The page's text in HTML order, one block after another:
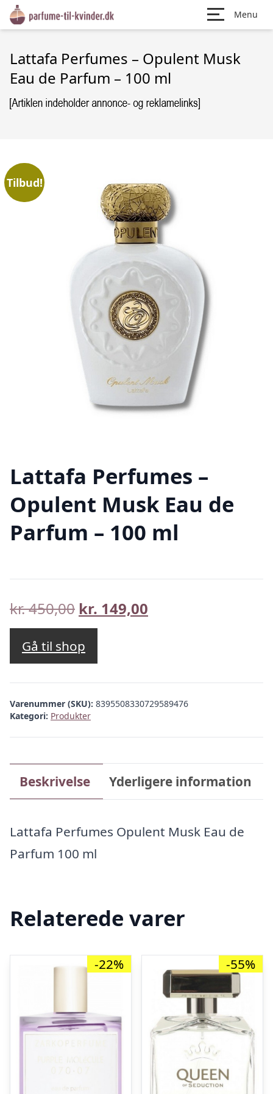
Menu
Lattafa Perfumes – Opulent Musk
Eau de Parfum – 100 ml
Tilbud!
Lattafa Perfumes –
Opulent Musk Eau de
Parfum – 100 ml
kr.450,00 Den
oprindelige
pris
var:
kr. 450,00.
kr. 149,00
kr. 149,00.
Gå til shop
Varenummer (SKU): 8395508330729589476
Kategori: Produkter
Beskrivelse Yderligere information
Lattafa Perfumes Opulent Musk Eau de
Parfum 100 ml
Relaterede varer
-22% -55%